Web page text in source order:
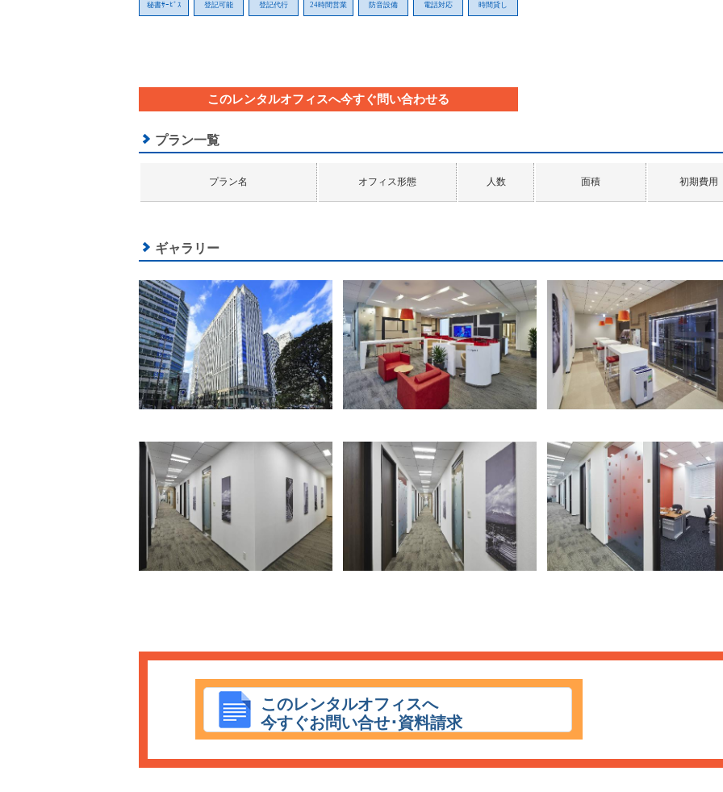
秘書ｻｰﾋﾞｽ 登記可能 登記代行 24時間営業 防音設備 電話対応 時間貸し
このレンタルオフィスへ今すぐ問い合わせる
プラン一覧
プラン名 オフィス形態 人数 面積 初期費用
ギャラリー
このレンタルオフィスへ
今すぐお問い合せ･資料請求